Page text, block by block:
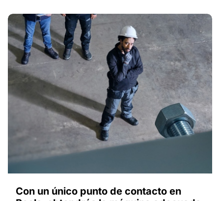
Con un único punto de contacto en